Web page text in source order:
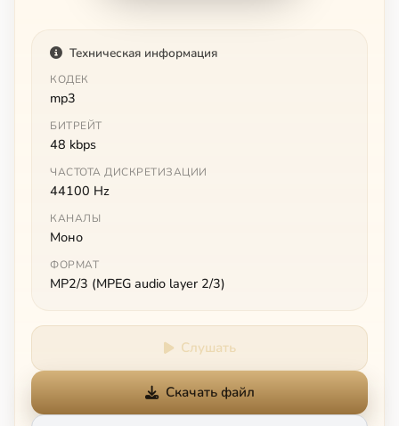
Техническая информация
КОДЕК
mp3
БИТРЕЙТ
48 kbps
ЧАСТОТА ДИСКРЕТИЗАЦИИ
44100 Hz
КАНАЛЫ
Моно
ФОРМАТ
MP2/3 (MPEG audio layer 2/3)
Слушать
Скачать файл